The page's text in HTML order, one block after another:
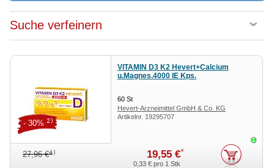
Suche verfeinern
VITAMIN D3 K2 Hevert+Calcium
u.Magnes.4000 IE Kps.
60 St
Hevert-Arzneimittel GmbH & Co. KG
Artikelnr. 19295707
27,96 €4) 19,55 €*
- 30%2)
0,33 €pro 1 Stk